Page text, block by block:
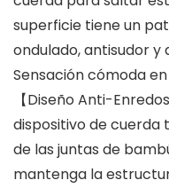
superficie tiene un
ondulado, antisudor
Sensación cómoda
【Diseño Anti-
dispositivo de cuerda
de las juntas de
mantenga la